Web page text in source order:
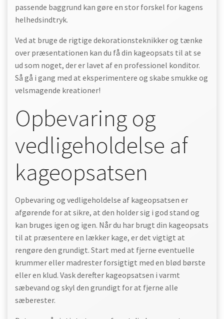
passende baggrund kan gøre en stor forskel for kagens
helhedsindtryk.
Ved at bruge de rigtige dekorationsteknikker og tænke
over præsentationen kan du få din kageopsats til at se
ud som noget, der er lavet af en professionel konditor.
Så gå i gang med at eksperimentere og skabe smukke og
velsmagende kreationer!
Opbevaring og
vedligeholdelse af
kageopsatsen
Opbevaring og vedligeholdelse af kageopsatsen er
afgørende for at sikre, at den holder sig i god stand og
kan bruges igen og igen. Når du har brugt din kageopsats
til at præsentere en lækker kage, er det vigtigt at
rengøre den grundigt. Start med at fjerne eventuelle
krummer eller madrester forsigtigt med en blød børste
eller en klud. Vask derefter kageopsatsen i varmt
sæbevand og skyl den grundigt for at fjerne alle
sæberester.